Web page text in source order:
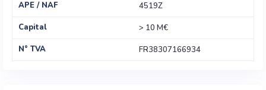
APE / NAF
4519Z
Capital
> 10 M€
N° TVA
FR38307166934